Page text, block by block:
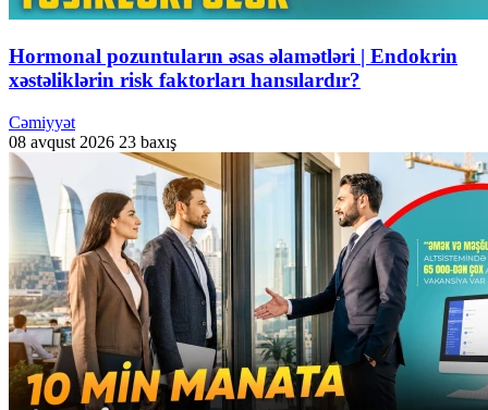
Hormonal pozuntuların əsas əlamətləri | Endokrin
xəstəliklərin risk faktorları hansılardır?
Cəmiyyət
08 avqust 2026 23 baxış